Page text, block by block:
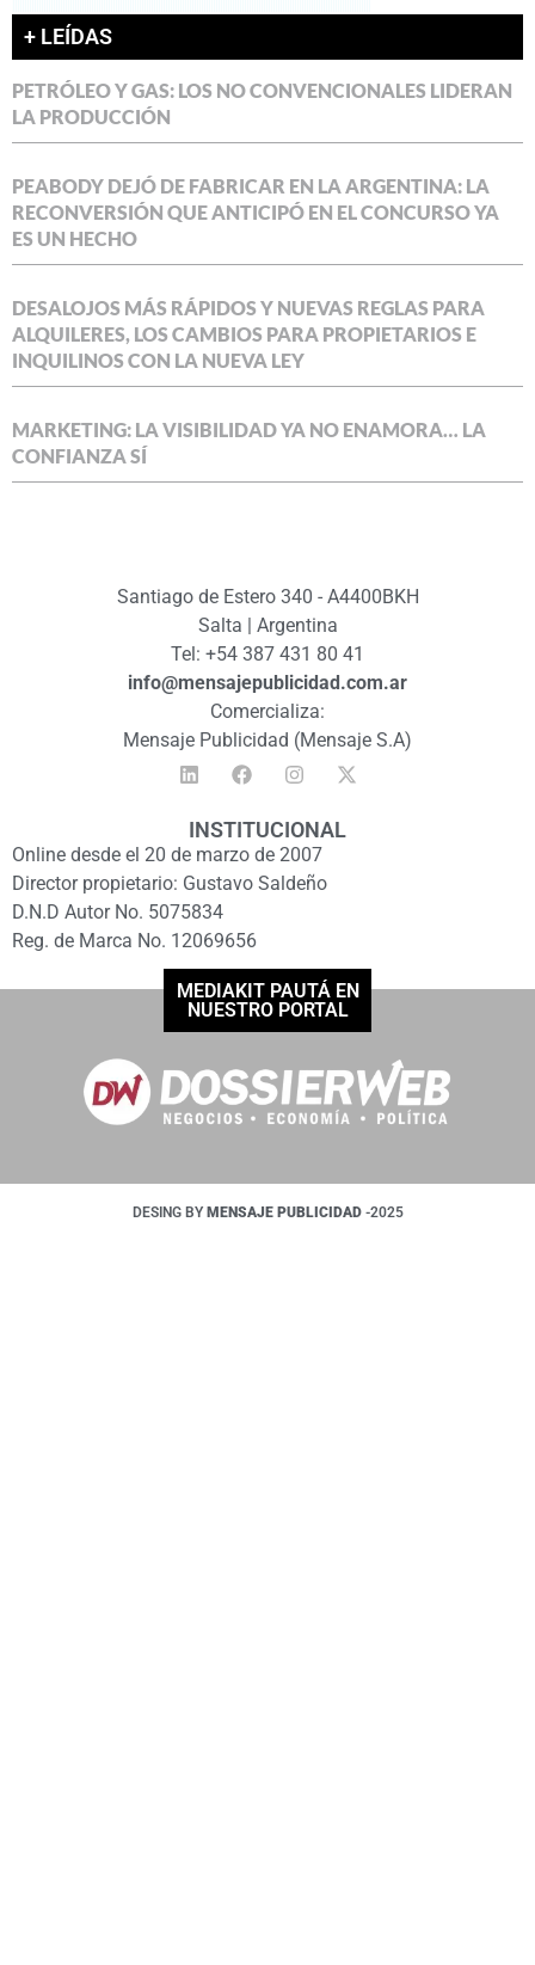
+ LEÍDAS
PETRÓLEO Y GAS: LOS NO CONVENCIONALES LIDERAN
LA PRODUCCIÓN
PEABODY DEJÓ DE FABRICAR EN LA ARGENTINA: LA
RECONVERSIÓN QUE ANTICIPÓ EN EL CONCURSO YA
ES UN HECHO
DESALOJOS MÁS RÁPIDOS Y NUEVAS REGLAS PARA
ALQUILERES, LOS CAMBIOS PARA PROPIETARIOS E
INQUILINOS CON LA NUEVA LEY
MARKETING: LA VISIBILIDAD YA NO ENAMORA… LA
CONFIANZA SÍ
Santiago de Estero 340 - A4400BKH
Salta | Argentina
Tel: +54 387 431 80 41
info@mensajepublicidad.com.ar
Comercializa:
Mensaje Publicidad (Mensaje S.A)
INSTITUCIONAL
Online desde el 20 de marzo de 2007
Director propietario: Gustavo Saldeño
D.N.D Autor No. 5075834
Reg. de Marca No. 12069656
MEDIAKIT PAUTÁ EN
NUESTRO PORTAL
DESING BY MENSAJE PUBLICIDAD -2025